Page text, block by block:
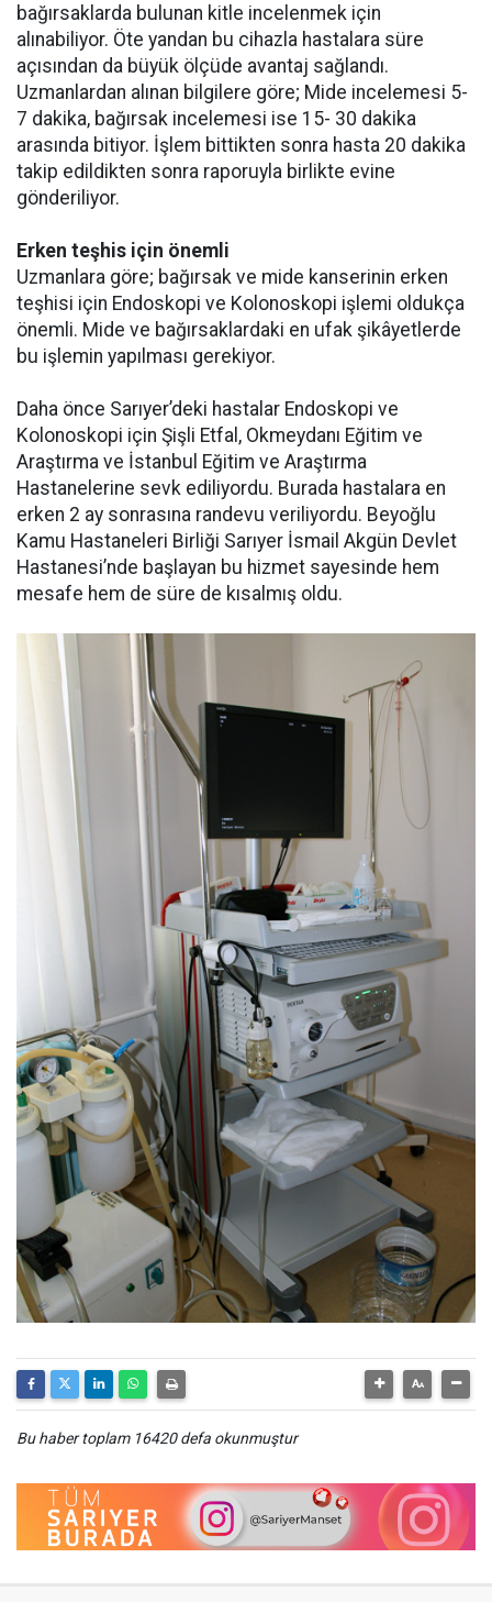
bağırsaklarda bulunan kitle incelenmek için
alınabiliyor. Öte yandan bu cihazla hastalara süre
açısından da büyük ölçüde avantaj sağlandı.
Uzmanlardan alınan bilgilere göre; Mide incelemesi 5-
7 dakika, bağırsak incelemesi ise 15- 30 dakika
arasında bitiyor. İşlem bittikten sonra hasta 20 dakika
takip edildikten sonra raporuyla birlikte evine
gönderiliyor.
Erken teşhis için önemli
Uzmanlara göre; bağırsak ve mide kanserinin erken
teşhisi için Endoskopi ve Kolonoskopi işlemi oldukça
önemli. Mide ve bağırsaklardaki en ufak şikâyetlerde
bu işlemin yapılması gerekiyor.
Daha önce Sarıyer’deki hastalar Endoskopi ve
Kolonoskopi için Şişli Etfal, Okmeydanı Eğitim ve
Araştırma ve İstanbul Eğitim ve Araştırma
Hastanelerine sevk ediliyordu. Burada hastalara en
erken 2 ay sonrasına randevu veriliyordu. Beyoğlu
Kamu Hastaneleri Birliği Sarıyer İsmail Akgün Devlet
Hastanesi’nde başlayan bu hizmet sayesinde hem
mesafe hem de süre de kısalmış oldu.
Bu haber toplam 16420 defa okunmuştur